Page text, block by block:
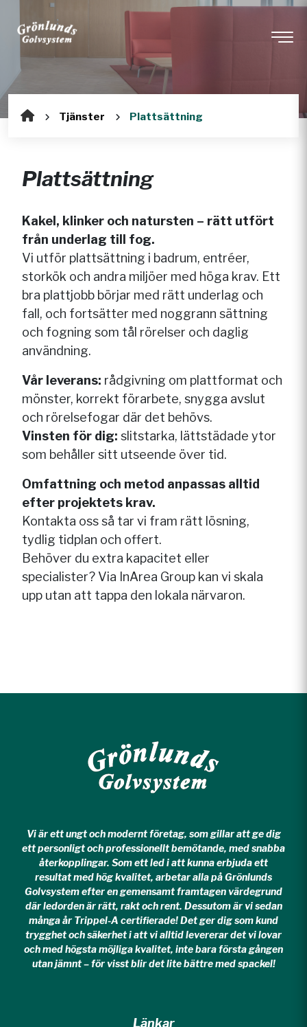
Tjänster Plattsättning
Plattsättning
Kakel, klinker och natursten – rätt utfört
från underlag till fog.
Vi utför plattsättning i badrum, entréer,
storkök och andra miljöer med höga krav. Ett
bra plattjobb börjar med rätt underlag och
fall, och fortsätter med noggrann sättning
och fogning som tål rörelser och daglig
användning.
Vår leverans: rådgivning om plattformat och
mönster, korrekt förarbete, snygga avslut
och rörelsefogar där det behövs.
Vinsten för dig: slitstarka, lättstädade ytor
som behåller sitt utseende över tid.
Omfattning och metod anpassas alltid
efter projektets krav.
Kontakta oss så tar vi fram rätt lösning,
tydlig tidplan och offert.
Behöver du extra kapacitet eller
specialister? Via InArea Group kan vi skala
upp utan att tappa den lokala närvaron.
Vi är ett ungt och modernt företag, som gillar att ge dig
ett personligt och professionellt bemötande, med snabba
återkopplingar. Som ett led i att kunna erbjuda ett
resultat med hög kvalitet, arbetar alla på Grönlunds
Golvsystem efter en gemensamt framtagen värdegrund
där ledorden är rätt, rakt och rent. Dessutom är vi sedan
många år Trippel-A certifierade! Det ger dig som kund
trygghet och säkerhet i att vi alltid levererar det vi lovar
och med högsta möjliga kvalitet, inte bara första gången
utan jämnt – för visst blir det lite bättre med spackel!
Länkar